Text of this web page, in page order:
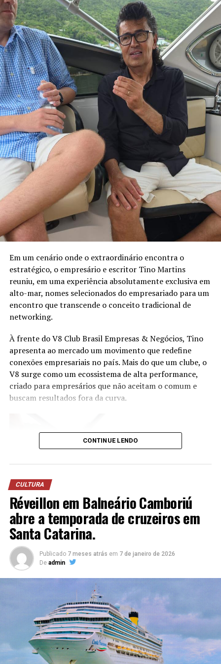
Já Ana louceira, “dama do barro”, Ana das Carrancas,
muitos os títulos atribuídos à Ana Leopoldina dos
Santos (1923-2008), também tinha herança familiar do
barro. Mas sai do sertão de Ouricuri, fugindo da seca e
viúva com duas filhas para tentar a vida, avista nas
embarcações do Rio São Francisco, as Carrancas, as
esculturas de madeira que representam criaturas
míticas “assustadoras” que são colocadas nas proas dos
barcos para espantar os maus espíritos do rio.
Quando começou a expor seus trabalhos na feira, as
carrancas foram motivo de piada por seu aspecto
rústico e uso do barro. Ela só seria reconhecida como
artista nos anos 70, onde assim como Maria Amélia,
tiveram seus trabalhos reconhecidos em várias galerias,
salões e museus do Brasil e do mundo, contribuindo para
a preservação da memória e transmissão de saberes e
fazeres tradicionais por várias gerações, tanto que em
Quando falamos da História das Mulheres Negras nas
Artes Visuais no Brasil não encontramos nenhum
registro das precursoras. Sabemos que os homens
negros estavam desde o movimento barroco esculpindo,
e as mulheres brancas abastadas conseguem acessar a
partir de 1892 a Escola Nacional de Belas Artes do Rio
Em um cenário onde o extraordinário encontra o
estratégico, o empresário e escritor Tino Martins
reuniu, em uma experiência absolutamente exclusiva em
alto-mar, nomes selecionados do empresariado para um
encontro que transcende o conceito tradicional de
networking.
À frente do V8 Club Brasil Empresas & Negócios, Tino
apresenta ao mercado um movimento que redefine
conexões empresariais no país. Mais do que um clube, o
V8 surge como um ecossistema de alta performance,
criado para empresários que não aceitam o comum e
buscam resultados fora da curva.
CONTINUE LENDO
CULTURA
Réveillon em Balneário Camboriú
abre a temporada de cruzeiros em
Santa Catarina.
Publicado 7 meses atrás em 7 de janeiro de 2026
De admin